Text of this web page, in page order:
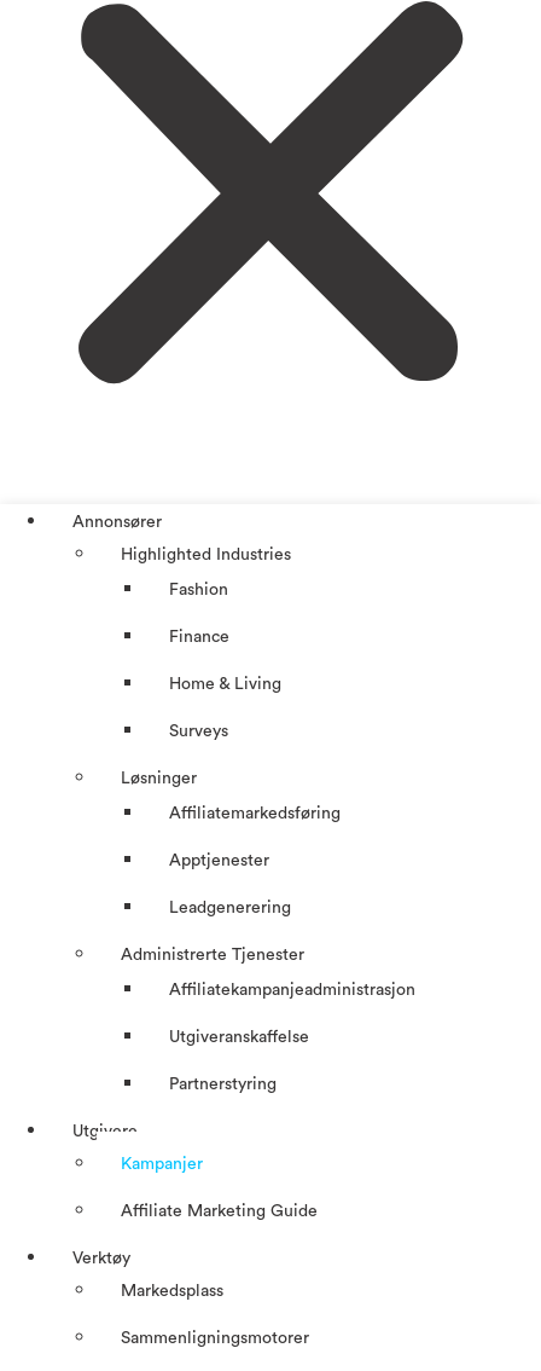
Annonsører
Highlighted Industries
Fashion
Finance
Home & Living
Surveys
Løsninger
Affiliatemarkedsføring
Apptjenester
Leadgenerering
Administrerte Tjenester
Affiliatekampanjeadministrasjon
Utgiveranskaffelse
Partnerstyring
Utgivere
Kampanjer
Affiliate Marketing Guide
Verktøy
Markedsplass
Sammenligningsmotorer